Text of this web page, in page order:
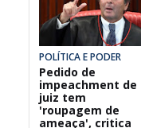
POLÍTICA E PODER
Pedido de
impeachment de
juiz tem
'roupagem de
ameaça', critica